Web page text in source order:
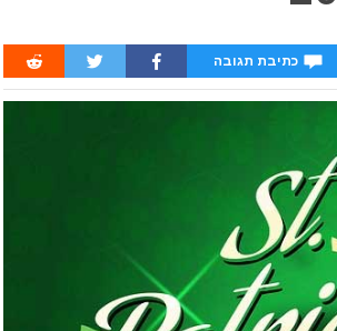
כתיבת תגובה